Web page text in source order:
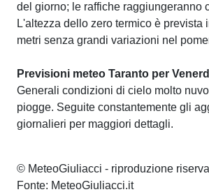
del giorno; le raffiche raggiungeranno
L'altezza dello zero termico è prevista
metri senza grandi variazioni nel
Previsioni meteo Taranto per
Generali condizioni di cielo molto
piogge. Seguite constantemente gli
giornalieri per maggiori dettagli.
© MeteoGiuliacci - riproduzione
Fonte: MeteoGiuliacci.it